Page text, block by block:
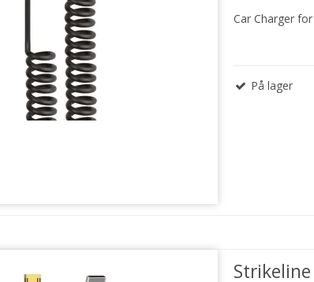
Car Charger
På lager